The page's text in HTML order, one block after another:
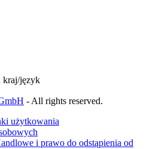
kraj/język
- All rights reserved.
użytkowania
i prawo do odstąpienia od